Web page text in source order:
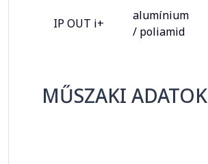
IP OUT i+
alumínium
/ poliamid
MŰSZAKI ADATOK